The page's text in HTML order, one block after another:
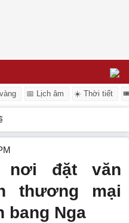
📅 Lịch âm ☀️ Thời tiết
nơi đặt văn
thương mại
bang Nga